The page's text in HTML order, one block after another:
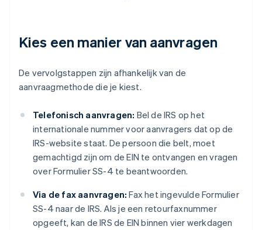
Kies een manier van aanvragen
De vervolgstappen zijn afhankelijk van de
aanvraagmethode die je kiest.
Telefonisch aanvragen: Bel de IRS op het
internationale nummer voor aanvragers dat op de
IRS-website staat. De persoon die belt, moet
gemachtigd zijn om de EIN te ontvangen en vragen
over Formulier SS-4 te beantwoorden.
Via de fax aanvragen: Fax het ingevulde Formulier
SS-4 naar de IRS. Als je een retourfaxnummer
opgeeft, kan de IRS de EIN binnen vier werkdagen